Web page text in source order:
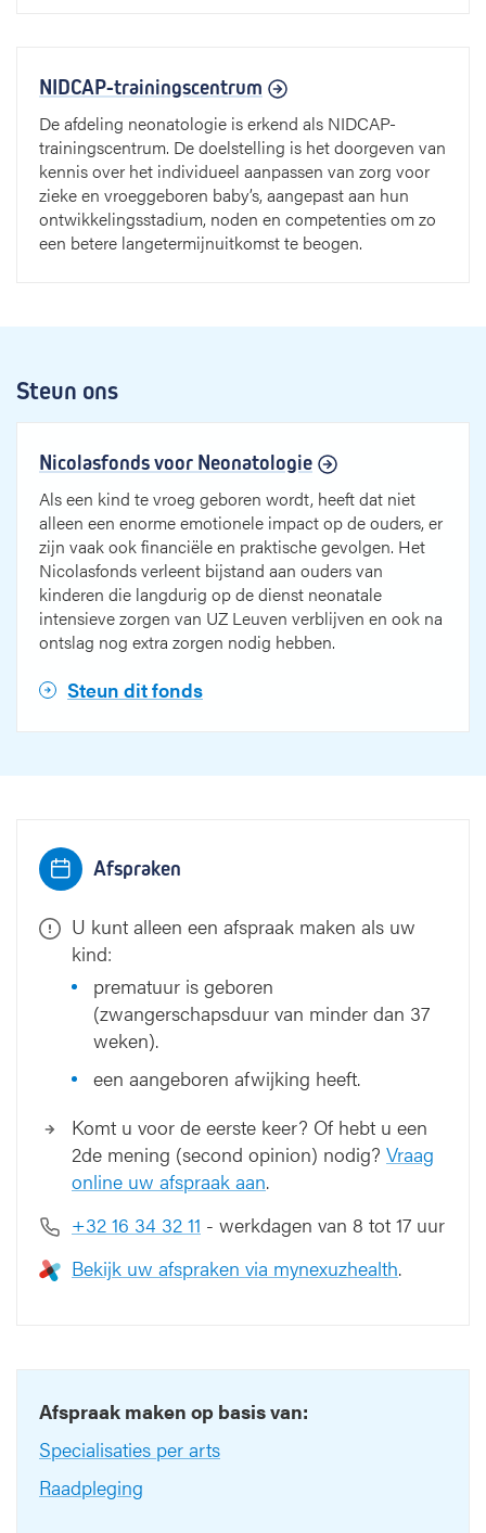
NIDCAP-trainingscentrum
De afdeling neonatologie is erkend als NIDCAP-
trainingscentrum. De doelstelling is het doorgeven van
kennis over het individueel aanpassen van zorg voor
zieke en vroeggeboren baby’s, aangepast aan hun
ontwikkelingsstadium, noden en competenties om zo
een betere langetermijnuitkomst te beogen.
Steun ons
Nicolasfonds voor Neonatologie
Als een kind te vroeg geboren wordt, heeft dat niet
alleen een enorme emotionele impact op de ouders, er
zijn vaak ook financiële en praktische gevolgen. Het
Nicolasfonds verleent bijstand aan ouders van
kinderen die langdurig op de dienst neonatale
intensieve zorgen van UZ Leuven verblijven en ook na
ontslag nog extra zorgen nodig hebben.
Steun dit fonds
Afspraken
U kunt alleen een afspraak maken als uw
kind:
prematuur is geboren
(zwangerschapsduur van minder dan 37
weken).
een aangeboren afwijking heeft.
Komt u voor de eerste keer? Of hebt u een
2de mening (second opinion) nodig? Vraag
online uw afspraak aan.
+32 16 34 32 11 - werkdagen van 8 tot 17 uur
Bekijk uw afspraken via mynexuzhealth.
Afspraak maken op basis van:
Specialisaties per arts
Raadpleging